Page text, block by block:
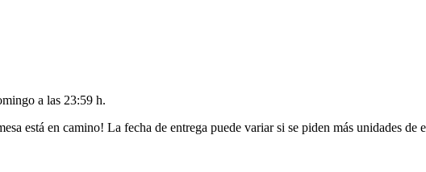
a las 23:59 h.
está en camino! La fecha de entrega puede variar si se piden más unidades de